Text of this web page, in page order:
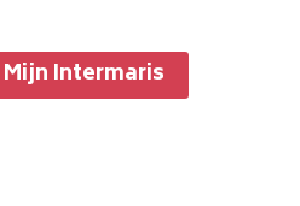
Mijn Intermaris